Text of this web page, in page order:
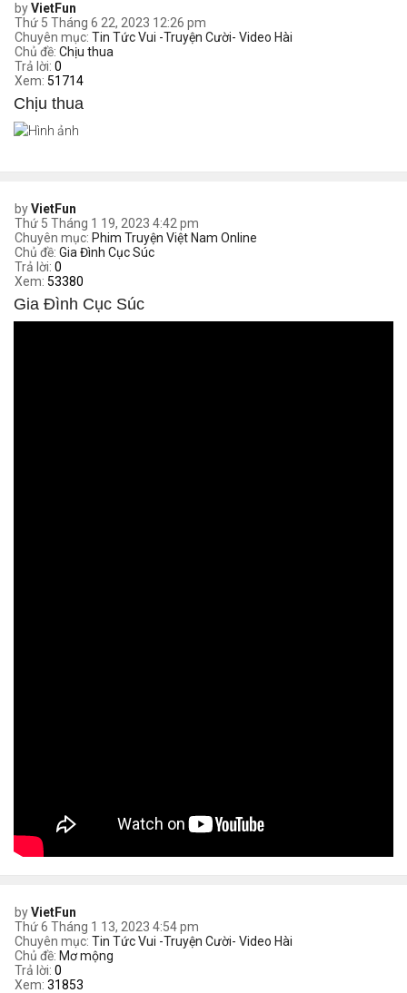
byVietFun
Thứ 5 Tháng 6 22, 2023 12:26 pm
Chuyên mục: Tin Tức Vui -Truyện Cười- Video Hài
Chủ đề: Chịu thua
Trả lời: 0
Xem: 51714
Chịu thua
byVietFun
Thứ 5 Tháng 1 19, 2023 4:42 pm
Chuyên mục: Phim Truyện Việt Nam Online
Chủ đề: Gia Đình Cục Súc
Trả lời: 0
Xem: 53380
Gia Đình Cục Súc
byVietFun
Thứ 6 Tháng 1 13, 2023 4:54 pm
Chuyên mục: Tin Tức Vui -Truyện Cười- Video Hài
Chủ đề: Mơ mộng
Trả lời: 0
Xem: 31853